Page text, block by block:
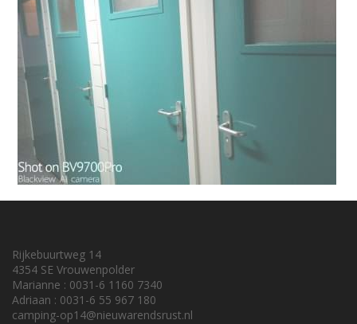
Rijkebuurtweg 14
4354 SE Vrouwenpolder
Marianne : 0031-6 1160 7340
Adriaan : 0031-6 55 967 180
camping-op14@nieuwarendsrust.nl